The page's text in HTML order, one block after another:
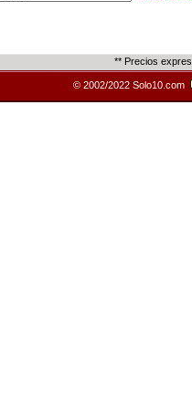
** Precios
© 2002/2022 Solo10.com